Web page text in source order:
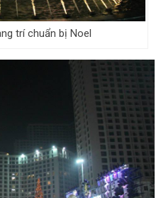
trí chuẩn bị Noel